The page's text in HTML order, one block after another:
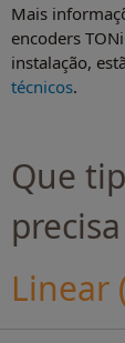
Mais
encoders
instalação,
técnicos.
Que
Linear